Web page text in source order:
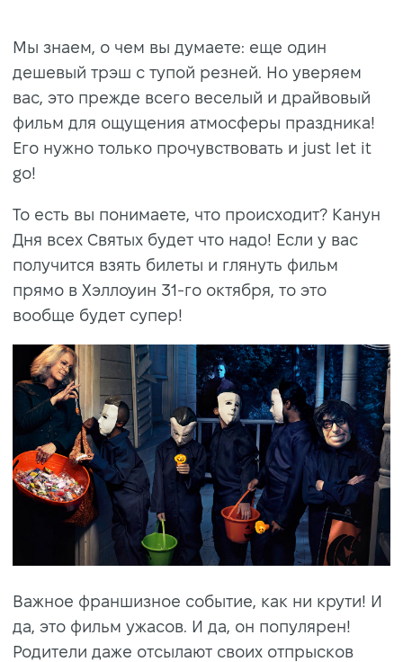
Мы знаем, о чем вы думаете: еще один
дешевый трэш с тупой резней. Но уверяем
вас, это прежде всего веселый и драйвовый
фильм для ощущения атмосферы праздника!
Его нужно только прочувствовать и just let it
go!
То есть вы понимаете, что происходит? Канун
Дня всех Святых будет что надо! Если у вас
получится взять билеты и глянуть фильм
прямо в Хэллоуин 31-го октября, то это
вообще будет супер!
Важное франшизное событие, как ни крути! И
да, это фильм ужасов. И да, он популярен!
Родители даже отсылают своих отпрысков